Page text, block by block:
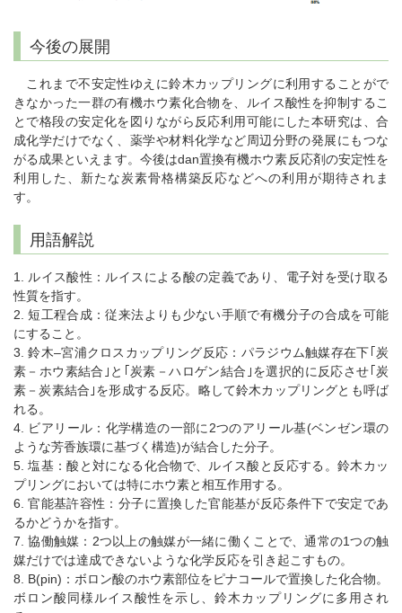
今後の展開
これまで不安定性ゆえに鈴木カップリングに利用することがで
きなかった一群の有機ホウ素化合物を、ルイス酸性を抑制するこ
とで格段の安定化を図りながら反応利用可能にした本研究は、合
成化学だけでなく、薬学や材料化学など周辺分野の発展にもつな
がる成果といえます。今後はdan置換有機ホウ素反応剤の安定性を
利用した、新たな炭素骨格構築反応などへの利用が期待されま
す。
用語解説
1. ルイス酸性：ルイスによる酸の定義であり、電子対を受け取る
性質を指す。
2. 短工程合成：従来法よりも少ない手順で有機分子の合成を可能
にすること。
3. 鈴木–宮浦クロスカップリング反応：パラジウム触媒存在下｢炭
素－ホウ素結合｣と｢炭素－ハロゲン結合｣を選択的に反応させ｢炭
素－炭素結合｣を形成する反応。略して鈴木カップリングとも呼ば
れる。
4. ビアリール：化学構造の一部に2つのアリール基(ベンゼン環の
ような芳香族環に基づく構造)が結合した分子。
5. 塩基：酸と対になる化合物で、ルイス酸と反応する。鈴木カッ
プリングにおいては特にホウ素と相互作用する。
6. 官能基許容性：分子に置換した官能基が反応条件下で安定であ
るかどうかを指す。
7. 協働触媒：2つ以上の触媒が一緒に働くことで、通常の1つの触
媒だけでは達成できないような化学反応を引き起こすもの。
8. B(pin)：ボロン酸のホウ素部位をピナコールで置換した化合物。
ボロン酸同様ルイス酸性を示し、鈴木カップリングに多用され